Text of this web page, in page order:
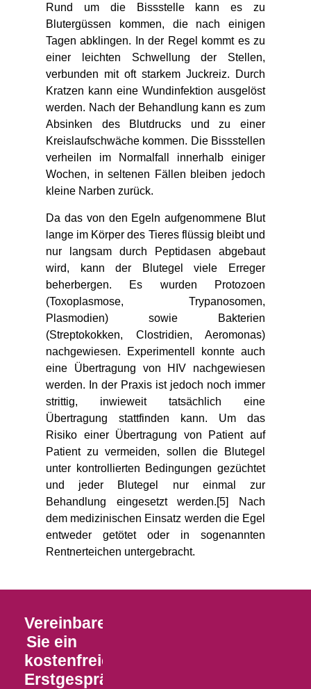
Rund um die Bissstelle kann es zu
Blutergüssen kommen, die nach einigen
Tagen abklingen. In der Regel kommt es zu
einer leichten Schwellung der Stellen,
verbunden mit oft starkem Juckreiz. Durch
Kratzen kann eine Wundinfektion ausgelöst
werden. Nach der Behandlung kann es zum
Absinken des Blutdrucks und zu einer
Kreislaufschwäche kommen. Die Bissstellen
verheilen im Normalfall innerhalb einiger
Wochen, in seltenen Fällen bleiben jedoch
kleine Narben zurück.
Da das von den Egeln aufgenommene Blut
lange im Körper des Tieres flüssig bleibt und
nur langsam durch Peptidasen abgebaut
wird, kann der Blutegel viele Erreger
beherbergen. Es wurden Protozoen
(Toxoplasmose, Trypanosomen,
Plasmodien) sowie Bakterien
(Streptokokken, Clostridien, Aeromonas)
nachgewiesen. Experimentell konnte auch
eine Übertragung von HIV nachgewiesen
werden. In der Praxis ist jedoch noch immer
strittig, inwieweit tatsächlich eine
Übertragung stattfinden kann. Um das
Risiko einer Übertragung von Patient auf
Patient zu vermeiden, sollen die Blutegel
unter kontrollierten Bedingungen gezüchtet
und jeder Blutegel nur einmal zur
Behandlung eingesetzt werden.[5] Nach
dem medizinischen Einsatz werden die Egel
entweder getötet oder in sogenannten
Rentnerteichen untergebracht.
Vereinbaren
Sie ein
kostenfreies
Erstgespräch